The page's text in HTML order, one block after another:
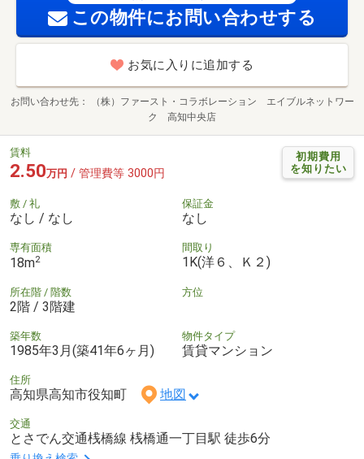
この物件にお問い合わせする
お気に入りに追加する
お問い合わせ先
（株）ファースト・コラボレーション エイブルネットワー
ク 高知中央店
初期費用
を知りたい
賃料
2.50万円 / 管理費等 3000円
敷 / 礼
なし / なし
保証金
なし
専有面積
18m2
間取り
1K(洋６、Ｋ２)
所在階 / 階数
2階 / 3階建
方位
築年数
1985年3月(築41年6ヶ月)
物件タイプ
賃貸マンション
住所
高知県高知市役知町 地図
交通
とさでん交通桟橋線 桟橋通一丁目駅 徒歩6分